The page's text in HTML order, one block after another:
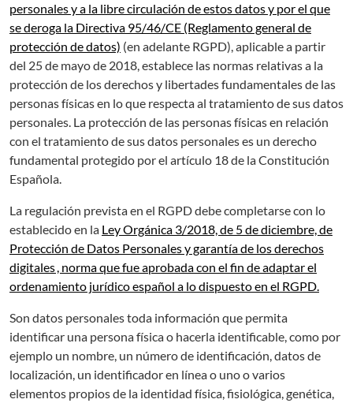
personales y a la libre circulación de estos datos y por el que
se deroga la Directiva 95/46/CE (Reglamento general de
protección de datos) (en adelante RGPD), aplicable a partir
del 25 de mayo de 2018, establece las normas relativas a la
protección de los derechos y libertades fundamentales de las
personas físicas en lo que respecta al tratamiento de sus datos
personales. La protección de las personas físicas en relación
con el tratamiento de sus datos personales es un derecho
fundamental protegido por el artículo 18 de la Constitución
Española.
La regulación prevista en el RGPD debe completarse con lo
establecido en la Ley Orgánica 3/2018, de 5 de diciembre, de
Protección de Datos Personales y garantía de los derechos
digitales , norma que fue aprobada con el fin de adaptar el
ordenamiento jurídico español a lo dispuesto en el RGPD.
Son datos personales toda información que permita
identificar una persona física o hacerla identificable, como por
ejemplo un nombre, un número de identificación, datos de
localización, un identificador en línea o uno o varios
elementos propios de la identidad física, fisiológica, genética,